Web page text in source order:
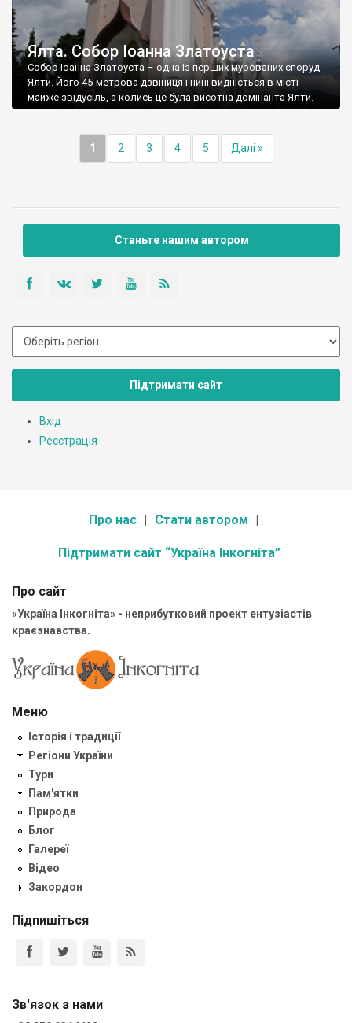
Ялта. Собор Іоанна Златоуста
Собор Іоанна Златоуста – одна із перших мурованих споруд
Ялти. Його 45-метрова дзвіниця і нині видніється в місті
майже звідусіль, а колись це була висотна домінанта Ялти.
1 2 3 4 5 Далі »
Станьте нашим автором
Підтримати сайт
Вхід
Реєстрація
Про нас Стати автором
Підтримати сайт “Україна Інкогніта”
Про сайт
«Україна Інкогніта» - неприбутковий проект ентузіастів
краєзнавства.
Меню
Історія і традиції
Регіони України
Тури
Пам'ятки
Природа
Блог
Галереї
Відео
Закордон
Підпишіться
Зв'язок з нами